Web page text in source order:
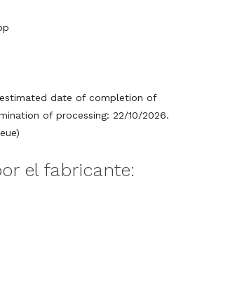
date of completion of
of processing: 22/10/2026.
el fabricante: